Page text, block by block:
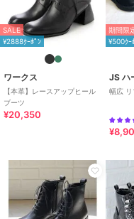
SALE
¥2888ｸｰﾎﾟﾝ
ワークス
【本革】レースアップヒール
ブーツ
¥20,350
期間限
¥500ｸｰ
JS ハ
幅広